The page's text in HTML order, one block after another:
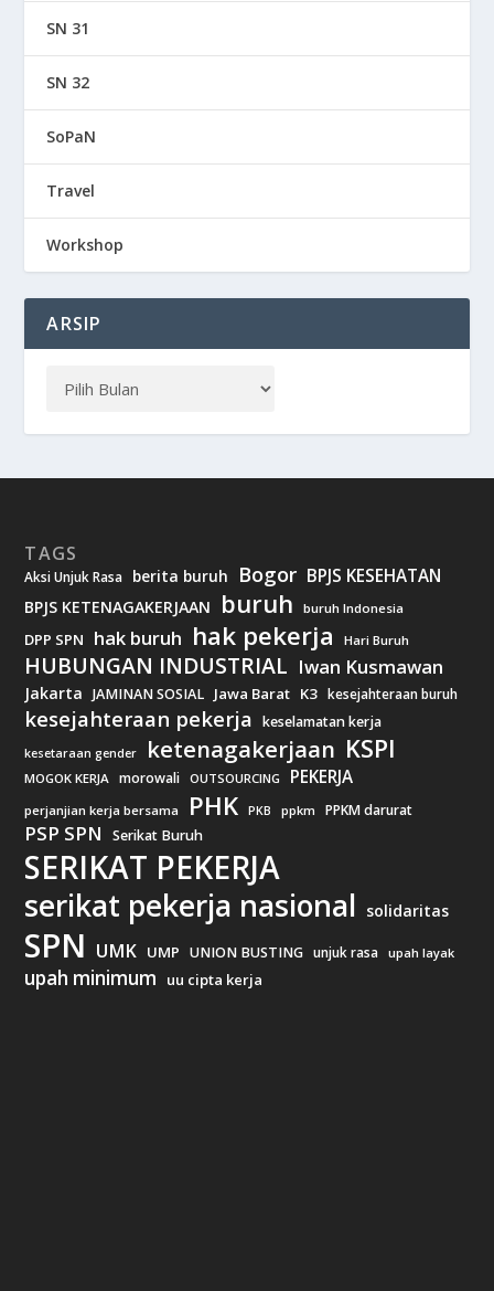
SN 31
SN 32
SoPaN
Travel
Workshop
ARSIP
TAGS
Aksi Unjuk Rasa berita buruh Bogor BPJS KESEHATAN
BPJS KETENAGAKERJAAN buruh buruh Indonesia
DPP SPN hak buruh hak pekerja Hari Buruh
HUBUNGAN INDUSTRIAL Iwan Kusmawan
Jakarta JAMINAN SOSIAL Jawa Barat K3 kesejahteraan buruh
kesejahteraan pekerja keselamatan kerja
kesetaraan gender ketenagakerjaan KSPI
MOGOK KERJA morowali OUTSOURCING PEKERJA
perjanjian kerja bersama PHK PKB ppkm PPKM darurat
PSP SPN Serikat Buruh
SERIKAT PEKERJA
serikat pekerja nasional solidaritas
SPN UMK UMP UNION BUSTING unjuk rasa upah layak
upah minimum uu cipta kerja